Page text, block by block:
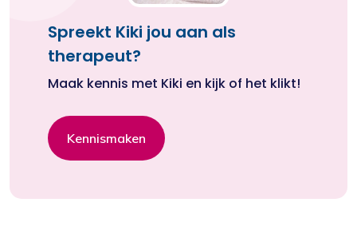
Spreekt Kiki jou aan als
therapeut?
Maak kennis met Kiki en kijk of het klikt!
Kennismaken